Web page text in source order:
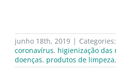
junho 18th, 2019 | Categories:
coronavírus, higienização das
doenças, produtos de limpeza,